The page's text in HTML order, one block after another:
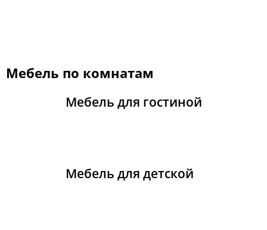
Мебель по комнатам
Мебель для гостиной
Мебель для детской